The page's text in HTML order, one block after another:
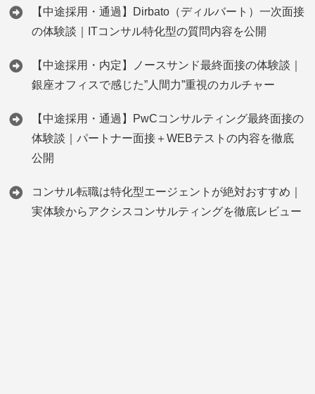
【中途採用・通過】Dirbato（ディルバート）一次面接
の体験談｜ITコンサル特化型の質問内容を公開
【中途採用・内定】ノースサンド最終面接の体験談｜
銀座オフィスで感じた”人間力”重視のカルチャー
【中途採用・通過】PwCコンサルティング最終面接の
体験談｜パートナー面接＋WEBテストの内容を徹底
公開
コンサル転職は特化型エージェントが絶対おすすめ｜
実体験からアクシスコンサルティングを徹底レビュー